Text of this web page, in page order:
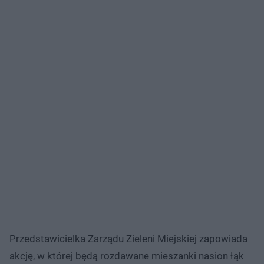
Przedstawicielka Zarządu Zieleni Miejskiej zapowiada
akcję, w której będą rozdawane mieszanki nasion łąk